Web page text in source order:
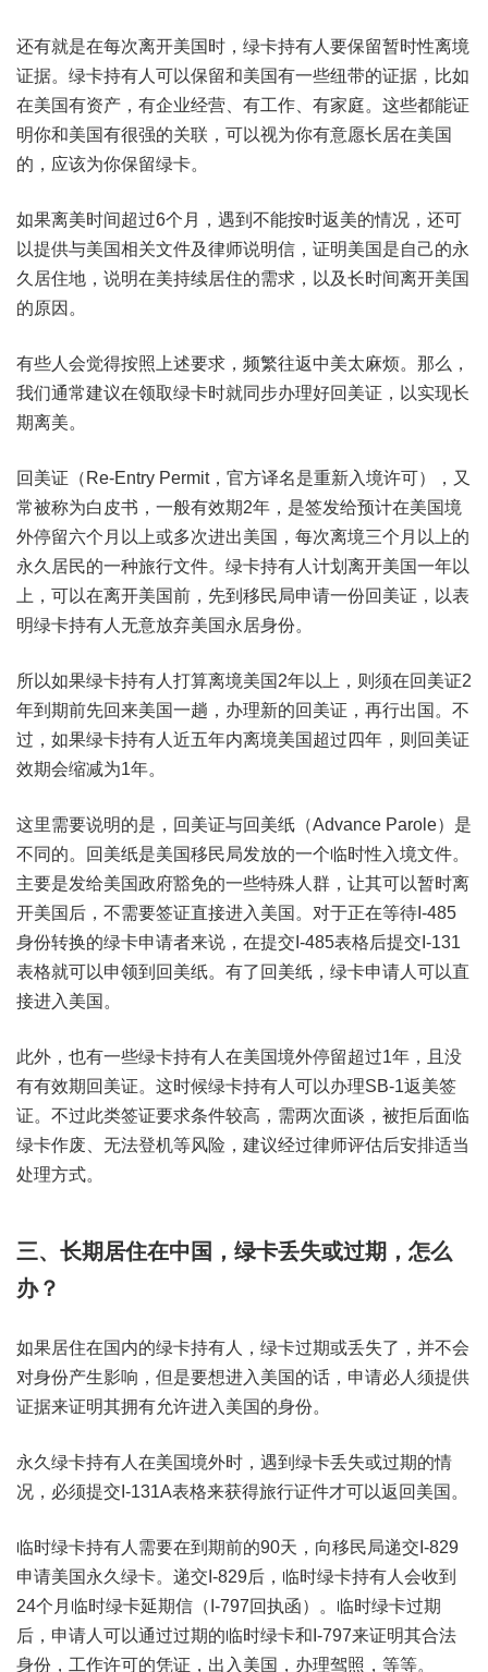
还有就是在每次离开美国时，绿卡持有人要保留暂时性离境
证据。绿卡持有人可以保留和美国有一些纽带的证据，比如
在美国有资产，有企业经营、有工作、有家庭。这些都能证
明你和美国有很强的关联，可以视为你有意愿长居在美国
的，应该为你保留绿卡。
如果离美时间超过6个月，遇到不能按时返美的情况，还可
以提供与美国相关文件及律师说明信，证明美国是自己的永
久居住地，说明在美持续居住的需求，以及长时间离开美国
的原因。
有些人会觉得按照上述要求，频繁往返中美太麻烦。那么，
我们通常建议在领取绿卡时就同步办理好回美证，以实现长
期离美。
回美证（Re-Entry Permit，官方译名是重新入境许可），又
常被称为白皮书，一般有效期2年，是签发给预计在美国境
外停留六个月以上或多次进出美国，每次离境三个月以上的
永久居民的一种旅行文件。绿卡持有人计划离开美国一年以
上，可以在离开美国前，先到移民局申请一份回美证，以表
明绿卡持有人无意放弃美国永居身份。
所以如果绿卡持有人打算离境美国2年以上，则须在回美证2
年到期前先回来美国一趟，办理新的回美证，再行出国。不
过，如果绿卡持有人近五年内离境美国超过四年，则回美证
效期会缩减为1年。
这里需要说明的是，回美证与回美纸（Advance Parole）是
不同的。回美纸是美国移民局发放的一个临时性入境文件。
主要是发给美国政府豁免的一些特殊人群，让其可以暂时离
开美国后，不需要签证直接进入美国。对于正在等待I-485
身份转换的绿卡申请者来说，在提交I-485表格后提交I-131
表格就可以申领到回美纸。有了回美纸，绿卡申请人可以直
接进入美国。
此外，也有一些绿卡持有人在美国境外停留超过1年，且没
有有效期回美证。这时候绿卡持有人可以办理SB-1返美签
证。不过此类签证要求条件较高，需两次面谈，被拒后面临
绿卡作废、无法登机等风险，建议经过律师评估后安排适当
处理方式。
三、长期居住在中国，绿卡丢失或过期，怎么
办？
如果居住在国内的绿卡持有人，绿卡过期或丢失了，并不会
对身份产生影响，但是要想进入美国的话，申请必人须提供
证据来证明其拥有允许进入美国的身份。
永久绿卡持有人在美国境外时，遇到绿卡丢失或过期的情
况，必须提交I-131A表格来获得旅行证件才可以返回美国。
临时绿卡持有人需要在到期前的90天，向移民局递交I-829
申请美国永久绿卡。递交I-829后，临时绿卡持有人会收到
24个月临时绿卡延期信（I-797回执函）。临时绿卡过期
后，申请人可以通过过期的临时绿卡和I-797来证明其合法
身份，工作许可的凭证，出入美国，办理驾照，等等。